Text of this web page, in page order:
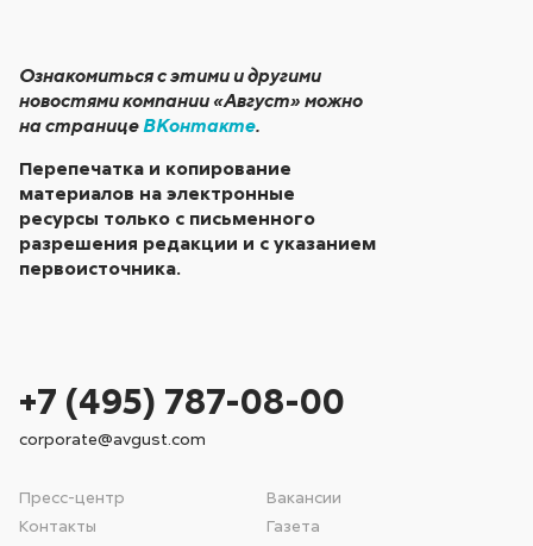
Ознакомиться с этими и другими
новостями компании «Август» можно
на странице ВКонтакте
Перепечатка и копирование
материалов на электронные
ресурсы только с письменного
разрешения редакции и с указанием
первоисточника.
Пресс-центр
Вакансии
Контакты
Газета
+7 (495) 787-08-00
corporate@avgust.com